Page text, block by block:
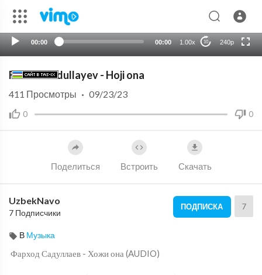
00:00 00:00 1.00x 10 240p
HD
Farhod Sadullayev - Hoji ona
0 0
411 Просмотры · 09/23/23
Поделиться Встроить Скачать
UzbekNavo
7 Подписчики
ПОДПИСКА 7
В Музыка
⁣ Фарход Садуллаев - Хожи она (AUDIO)